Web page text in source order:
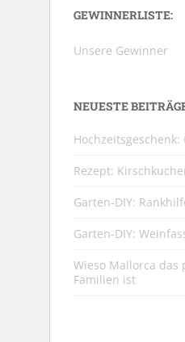
GEWINNERLISTE:
Unsere Gewinner
NEUESTE
Rezept:
Garten-DIY:
Garten-DIY:
Wieso Mallorca das
Familien ist